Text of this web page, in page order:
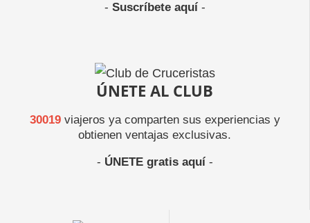
- Suscríbete aquí-
ÚNETE AL CLUB
30019viajeros ya comparten sus experiencias y
obtienen ventajas exclusivas.
- ÚNETE gratis aquí-